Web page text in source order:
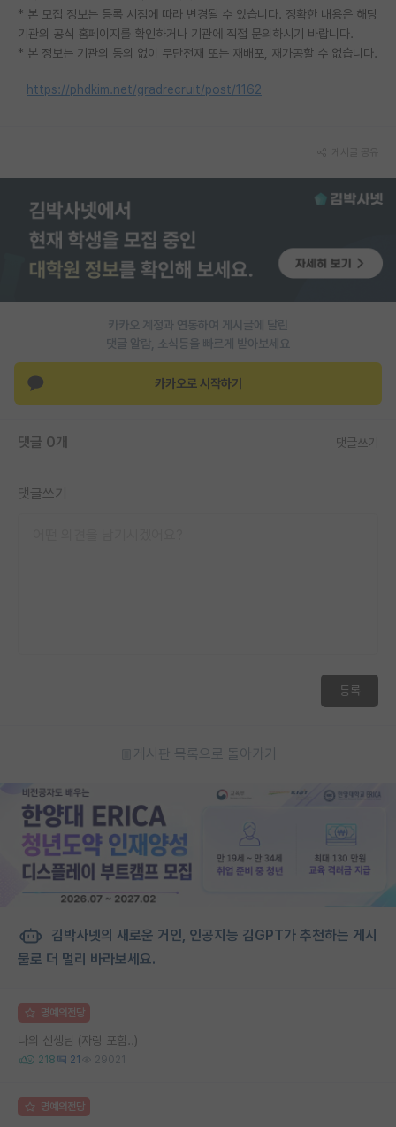
특수/전문대학원 게시판
홍보 게시판
커리어
유학교육
이벤트
반도체 아카데미
* 본 모집 정보는 등록 시점에 따라 변경될 수 있습니다. 정확한 내용은 해당
기관의 공식 홈페이지를 확인하거나 기관에 직접 문의하시기 바랍니다.
* 본 정보는 기관의 동의 없이 무단전재 또는 재배포, 재가공할 수 없습니다.
https://phdkim.net/gradrecruit/post/1162
카카오 계정과 연동하여 게시글에 달린
댓글 알람, 소식등을 빠르게 받아보세요
카카오로 시작하기
댓글 0개 댓글쓰기
댓글쓰기
등록
게시판 목록으로 돌아가기
김박사넷의 새로운 거인, 인공지능 김GPT가 추천하는 게시
물로 더 멀리 바라보세요.
명예의전당
나의 선생님 (자랑 포함..)
218 21 29021
명예의전당